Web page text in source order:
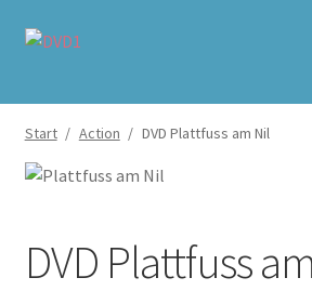
Zur
Zum
Home
Versand & Lieferung
Start / Action / DVD Plattfuss am Nil
DVD Plattfuss